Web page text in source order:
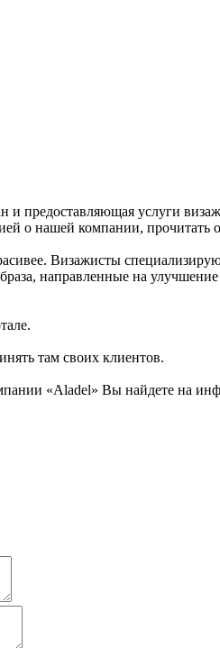
и предоставляющая услуги
о нашей компании,
Визажисты
направленные на
там своих клиентов.
«Aladel» Вы найдете на